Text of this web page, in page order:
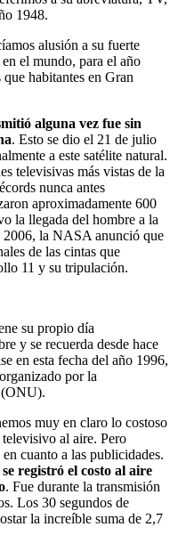
1948.
alusión a su fuerte
el mundo, para el año
habitantes en Gran
alguna vez fue sin
. Esto se dio el 21 de julio
a este satélite natural.
televisivas más vistas de la
nunca antes
aproximadamente 600
la llegada del hombre a la
2006, la NASA anunció que
de las cintas que
11 y su tripulación.
su propio día
y se recuerda desde hace
en esta fecha del año 1996,
por la
(ONU).
muy en claro lo costoso
al aire. Pero
cuanto a las publicidades.
registró el costo al aire
. Fue durante la transmisión
Los 30 segundos de
la increíble suma de 2,7